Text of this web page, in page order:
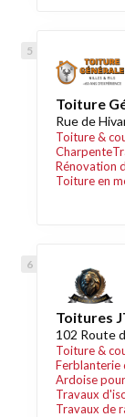
Toiture
Rue de
Toiture &
Charpente
Rénovation
Toiture en
Toitures
102 Route
Toiture &
Ferblanterie
Ardoise
Travaux
Travaux de